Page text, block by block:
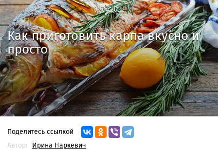
01.04.2022
01.04.2022
Как приготовить карпа вкусно и
просто
Поделитесь ссылкой
Автор:
Ирина Наркевич